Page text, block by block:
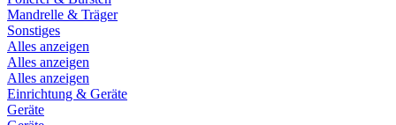
Mandrelle & Träger
Sonstiges
Alles anzeigen
Alles anzeigen
Alles anzeigen
Einrichtung & Geräte
Geräte